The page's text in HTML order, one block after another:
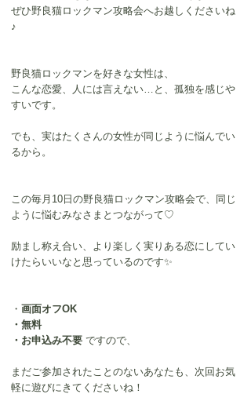
ぜひ野良猫ロックマン攻略会へお越しくださいね
♪
野良猫ロックマンを好きな女性は、
こんな恋愛、人には言えない…と、孤独を感じや
すいです。
でも、実はたくさんの女性が同じように悩んでい
るから。
この毎月10日の野良猫ロックマン攻略会で、同じ
ように悩むみなさまとつながって♡
励まし称え合い、より楽しく実りある恋にしてい
けたらいいなと思っているのです✨
・ 画面オフOK
・無料
・お申込み不要 ですので、
まだご参加されたことのないあなたも、次回お気
軽に遊びにきてくださいね！